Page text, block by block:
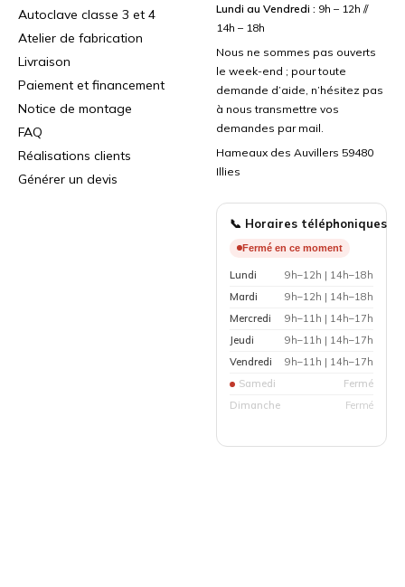
Autoclave classe 3 et 4
Atelier de fabrication
Livraison
Paiement et financement
Notice de montage
FAQ
Réalisations clients
Générer un devis
Lundi au Vendredi : 9h – 12h //
14h – 18h
Nous ne sommes pas ouverts
le week-end ; pour toute
demande d’aide, n’hésitez pas
à nous transmettre vos
demandes par mail.
Hameaux des Auvillers 59480
Illies
📞 Horaires téléphoniques
Fermé en ce moment
Lundi
9h–12h | 14h–18h
Mardi
9h–12h | 14h–18h
Mercredi
9h–11h | 14h–17h
Jeudi
9h–11h | 14h–17h
Vendredi
9h–11h | 14h–17h
Samedi
Fermé
Dimanche
Fermé